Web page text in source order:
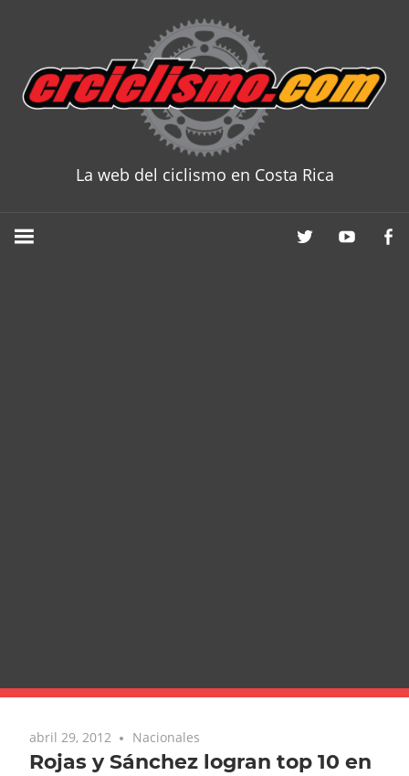
content
La web del ciclismo en Costa Rica
abril 29, 2012 Nacionales
Rojas y Sánchez logran top 10 en